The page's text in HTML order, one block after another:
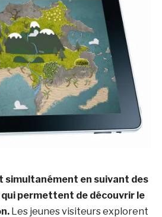
simultanément en suivant des
permettent de découvrir le
Les jeunes visiteurs explorent